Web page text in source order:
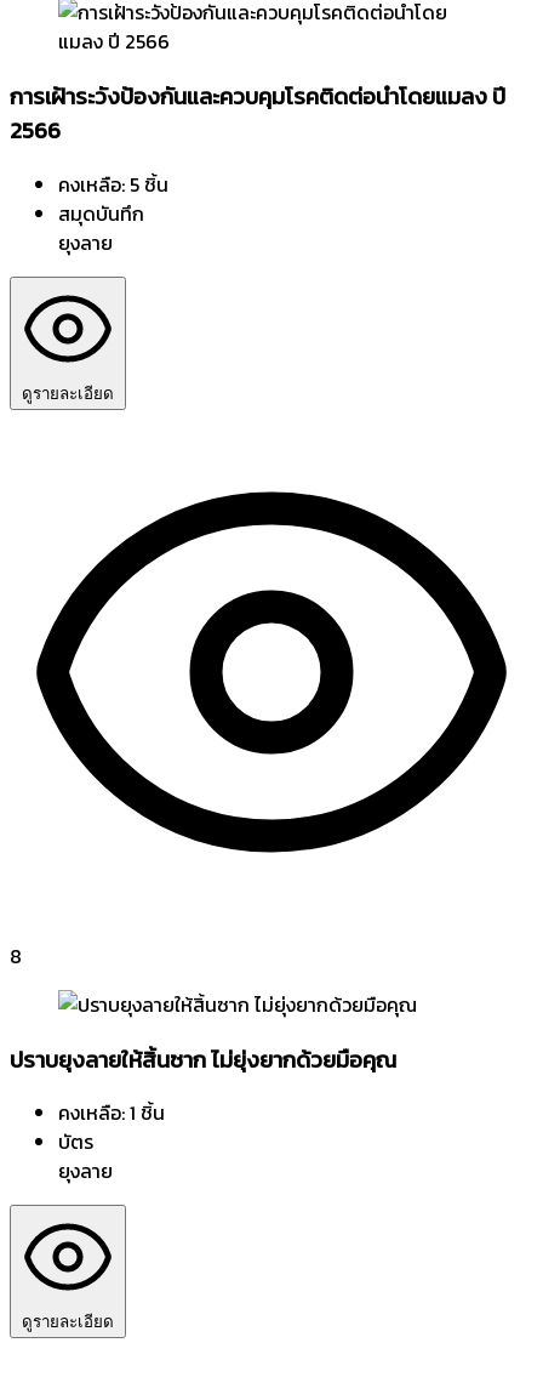
การเฝ้าระวังป้องกันและควบคุมโรคติดต่อนำโดยแมลง ปี
2566
คงเหลือ: 5 ชิ้น
สมุดบันทึก
ยุงลาย
ดูรายละเอียด
8
ปราบยุงลายให้สิ้นซาก ไม่ยุ่งยากด้วยมือคุณ
คงเหลือ: 1 ชิ้น
บัตร
ยุงลาย
ดูรายละเอียด